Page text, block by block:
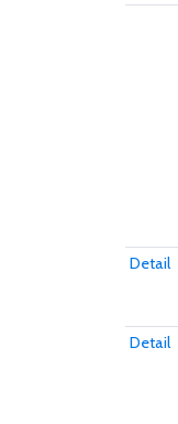
Detail
Detail